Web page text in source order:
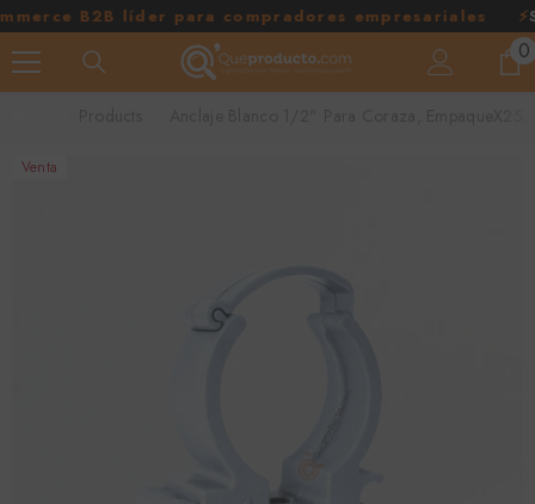
SALTAR AL CONTENIDO
B2B líder para compradores empresariales ⚡
00
Venta